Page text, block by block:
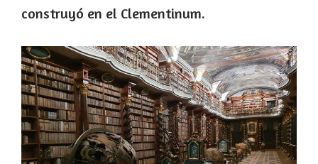
construyó en el Clementinum.